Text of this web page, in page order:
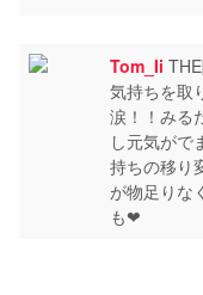
Tom_Ii
気持ちを取
涙！！みる
し元気がで
持ちの移り
が物足りな
も❤